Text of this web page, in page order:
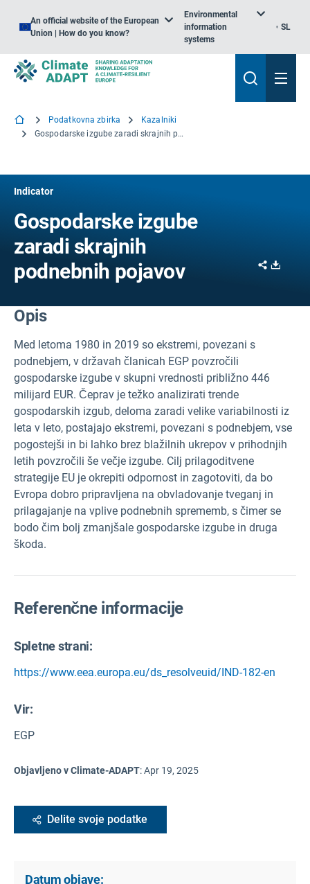
An official website of the European
Union | How do you know?
Environmental
information
systems
SL
Podatkovna zbirka
Kazalniki
Gospodarske izgube zaradi skrajnih podnebnih pojavov
Indicator
Gospodarske izgube
zaradi skrajnih
podnebnih pojavov
Share
Opis
Med letoma 1980 in 2019 so ekstremi, povezani s
podnebjem, v državah članicah EGP povzročili
gospodarske izgube v skupni vrednosti približno 446
milijard EUR. Čeprav je težko analizirati trende
gospodarskih izgub, deloma zaradi velike variabilnosti iz
leta v leto, postajajo ekstremi, povezani s podnebjem, vse
pogostejši in bi lahko brez blažilnih ukrepov v prihodnjih
letih povzročili še večje izgube. Cilj prilagoditvene
strategije EU je okrepiti odpornost in zagotoviti, da bo
Evropa dobro pripravljena na obvladovanje tveganj in
prilagajanje na vplive podnebnih sprememb, s čimer se
bodo čim bolj zmanjšale gospodarske izgube in druga
škoda.
Referenčne informacije
Spletne strani:
https://www.eea.europa.eu/ds_resolveuid/IND-182-en
Vir:
EGP
Objavljeno v Climate-ADAPT:Apr 19, 2025
Delite svoje podatke
Datum objave: